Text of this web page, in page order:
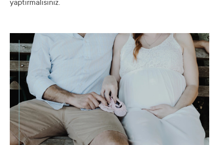
yaptırmalısınız.